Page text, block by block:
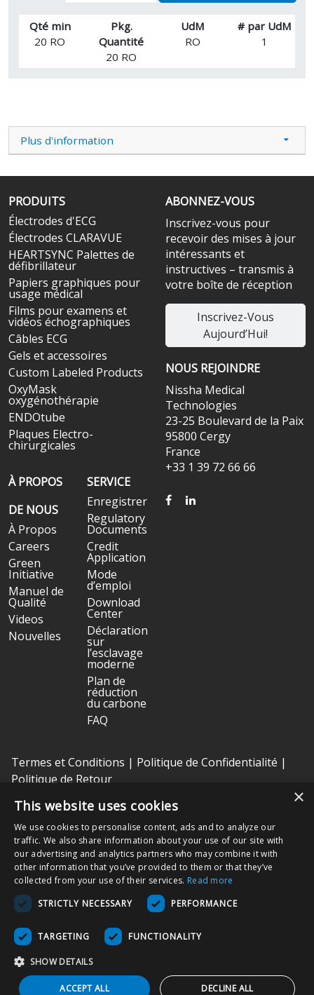
Qté min
20 RO
Pkg.
Quantité
20 RO
UdM
RO
# par UdM
1
Plus d'information
PRODUITS
Électrodes d'ECG
Électrodes CLARAVUE
HEARTSYNC Palettes de
défibrillateur
Papiers graphiques pour
usage médical
Films pour examens et
vidéos échographiques
Câbles ECG
Gels et accessoires
Custom Labeled Products
OxyMask
oxygénothérapie
ENDOtube
Plaques Electro-
chirurgicales
À PROPOS
DE NOUS
À Propos
Careers
Green
Initiative
Manuel de
Qualité
Videos
Nouvelles
SERVICE
Enregistrer
Regulatory
Documents
Credit
Application
Mode
d’emploi
Download
Center
Déclaration
sur
l’esclavage
moderne
Plan de
réduction
du carbone
FAQ
ABONNEZ-VOUS
Inscrivez-vous pour
recevoir des mises à jour
intéressants et
instructives – transmis à
votre boîte de réception
Inscrivez-Vous
Aujourd’Hui!
NOUS REJOINDRE
Nissha Medical
Technologies
23-25 Boulevard de la Paix
95800 Cergy
France
+33 1 39 72 66 66
FACEBOOK
LINKEDIN
Termes et Conditions | Politique de Confidentialité |
Politique de Retour
médicaux et une filiale en propriété exclusive deNissha Co. Ltd.
société publique japonaise basée à Kyoto, au Japon (TSE : 7915).
Copyright © 2026 Nissha Medical Technologies, Tous droits réservés.
En commandant nos produits sur ce site internet, vous reconnaissez
être utilisés comme dispositif médical dans le(s) contexte(s) de
soin(s) approprié(s) aux patients. Vous acceptez également d’utiliser
le produit comme spécifié dans les modes d’emplois, comme indiqué
sur l’emballage et/ou les notices du produit associées. Vous
acceptez que les notices soient suivies pour garantir une utilisation
×
This website uses cookies
We use cookies to personalise content, ads and to analyze our
traffic. We also share information about your use of our site with
our advertising and analytics partners who may combine it with
other information that you’ve provided to them or that they’ve
collected from your use of their services. Read more
STRICTLY NECESSARY
PERFORMANCE
TARGETING FUNCTIONALITY
SHOW DETAILS
ACCEPT ALL DECLINE ALL